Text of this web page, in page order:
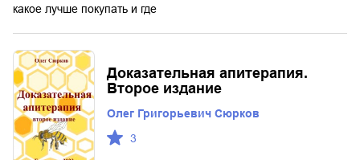
какое лучше покупать и где
Доказательная апитерапия.
Второе издание
Олег Григорьевич Сюрков
3